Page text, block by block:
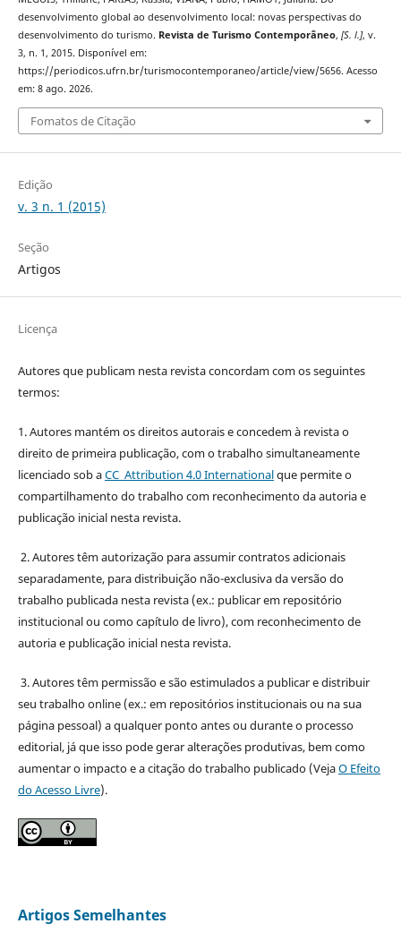
desenvolvimento global ao desenvolvimento local: novas perspectivas do
desenvolvimento do turismo. Revista de Turismo Contemporâneo, [S. l.], v.
3, n. 1, 2015. Disponível em:
https://periodicos.ufrn.br/turismocontemporaneo/article/view/5656. Acesso
em: 8 ago. 2026.
Fomatos de Citação
Edição
v. 3 n. 1 (2015)
Seção
Artigos
Licença
Autores que publicam nesta revista concordam com os seguintes
termos:
1. Autores mantém os direitos autorais e concedem à revista o
direito de primeira publicação, com o trabalho simultaneamente
licenciado sob aCC Attribution 4.0 Internationalque permite o
compartilhamento do trabalho com reconhecimento da autoria e
publicação inicial nesta revista.
2. Autores têm autorização para assumir contratos adicionais
separadamente, para distribuição não-exclusiva da versão do
trabalho publicada nesta revista (ex.: publicar em repositório
institucional ou como capítulo de livro), com reconhecimento de
autoria e publicação inicial nesta revista.
3. Autores têm permissão e são estimulados a publicar e distribuir
seu trabalho online (ex.: em repositórios institucionais ou na sua
página pessoal) a qualquer ponto antes ou durante o processo
editorial, já que isso pode gerar alterações produtivas, bem como
aumentar o impacto e a citação do trabalho publicado (VejaO Efeito
do Acesso Livre).
Artigos Semelhantes